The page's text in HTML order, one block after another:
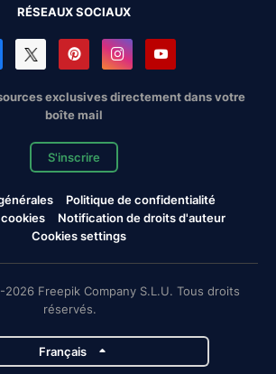
RÉSEAUX SOCIAUX
exclusives directement dans votre
boîte mail
S'inscrire
Politique de confidentialité
Notification de droits d'auteur
Cookies settings
Freepik Company S.L.U. Tous droits
réservés.
Français